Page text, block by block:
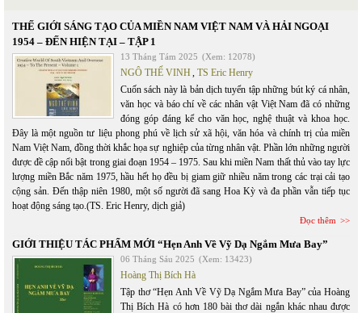
THẾ GIỚI SÁNG TẠO CỦA MIỀN NAM VIỆT NAM VÀ HẢI NGOẠI
1954 – ĐẾN HIỆN TẠI – TẬP 1
13 Tháng Tám 2025 (Xem: 12078)
NGÔ THẾ VINH, TS Eric Henry
Cuốn sách này là bản dịch tuyển tập những bút ký cá nhân,
văn học và báo chí về các nhân vật Việt Nam đã có những
đóng góp đáng kể cho văn học, nghệ thuật và khoa học.
Đây là một nguồn tư liệu phong phú về lịch sử xã hội, văn hóa và chính trị của miền
Nam Việt Nam, đồng thời khắc họa sự nghiệp của từng nhân vật. Phần lớn những người
được đề cập nổi bật trong giai đoạn 1954 – 1975. Sau khi miền Nam thất thủ vào tay lực
lượng miền Bắc năm 1975, hầu hết họ đều bị giam giữ nhiều năm trong các trại cải tạo
cộng sản. Đến thập niên 1980, một số người đã sang Hoa Kỳ và đa phần vẫn tiếp tục
hoạt động sáng tạo.(TS. Eric Henry, dịch giả)
Đọc thêm
GIỚI THIỆU TÁC PHẨM MỚI “Hẹn Anh Về Vỹ Dạ Ngắm Mưa Bay”
06 Tháng Sáu 2025 (Xem: 13423)
Hoàng Thị Bích Hà
Tập thơ “Hẹn Anh Về Vỹ Dạ Ngắm Mưa Bay” của Hoàng
Thị Bích Hà có hơn 180 bài thơ dài ngắn khác nhau được